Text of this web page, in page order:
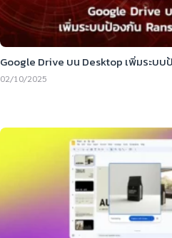
Google Drive บน Desktop เพิ่มระบ
02/10/2025